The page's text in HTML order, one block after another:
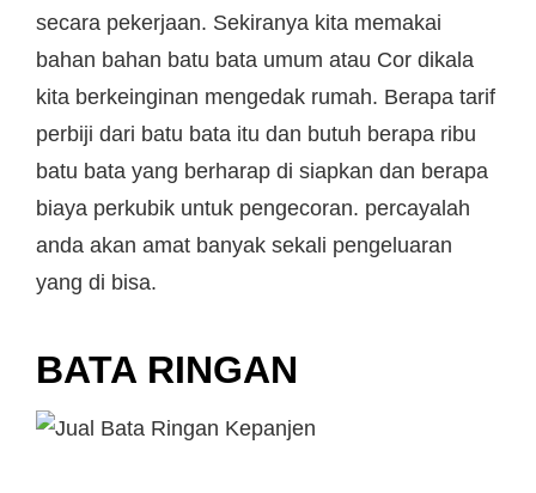
secara pekerjaan. Sekiranya kita memakai
bahan bahan batu bata umum atau Cor dikala
kita berkeinginan mengedak rumah. Berapa tarif
perbiji dari batu bata itu dan butuh berapa ribu
batu bata yang berharap di siapkan dan berapa
biaya perkubik untuk pengecoran. percayalah
anda akan amat banyak sekali pengeluaran
yang di bisa.
BATA RINGAN